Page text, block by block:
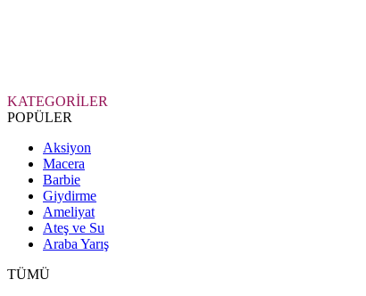
KATEGORİLER
POPÜLER
Aksiyon
Macera
Barbie
Giydirme
Ameliyat
Ateş ve Su
Araba Yarış
TÜMÜ